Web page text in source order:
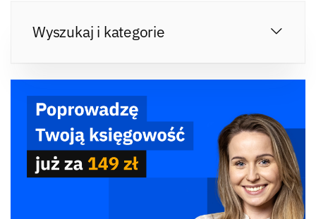
Wyszukaj i kategorie